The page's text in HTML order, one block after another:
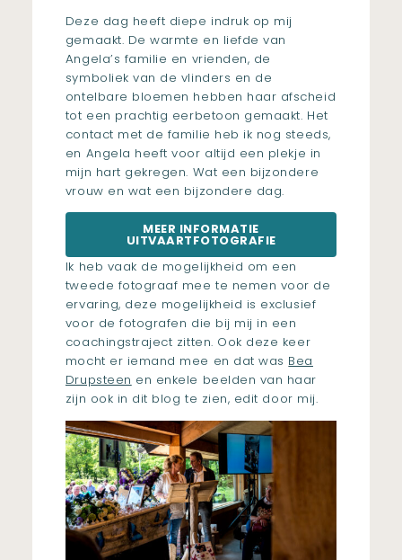
Deze dag heeft diepe indruk op mij
gemaakt. De warmte en liefde van
Angela’s familie en vrienden, de
symboliek van de vlinders en de
ontelbare bloemen hebben haar afscheid
tot een prachtig eerbetoon gemaakt. Het
contact met de familie heb ik nog steeds,
en Angela heeft voor altijd een plekje in
mijn hart gekregen. Wat een bijzondere
vrouw en wat een bijzondere dag.
MEER INFORMATIE
UITVAARTFOTOGRAFIE
Ik heb vaak de mogelijkheid om een
tweede fotograaf mee te nemen voor de
ervaring, deze mogelijkheid is exclusief
voor de fotografen die bij mij in een
coachingstraject zitten. Ook deze keer
mocht er iemand mee en dat was Bea
Drupsteen en enkele beelden van haar
zijn ook in dit blog te zien, edit door mij.